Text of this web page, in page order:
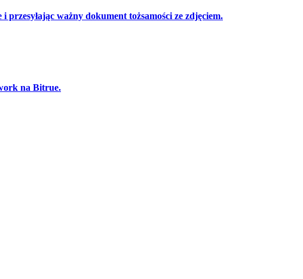
ważny dokument tożsamości ze zdjęciem.
na Bitrue.